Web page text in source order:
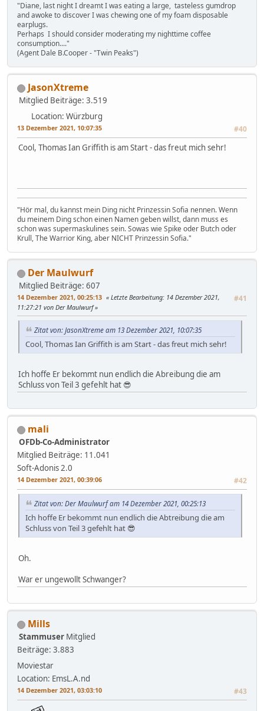
"Diane, last night I dreamt I was eating a large, tasteless gumdrop
and awoke to discover I was chewing one of my foam disposable
earplugs.
Perhaps I should consider moderating my nighttime coffee
consumption...."
(Agent Dale B.Cooper - "Twin Peaks")
JasonXtreme
Mitglied Beiträge: 3.519
Location: Würzburg
13 Dezember 2021, 10:07:35 #40
Cool, Thomas Ian Griffith is am Start - das freut mich sehr!
"Hör mal, du kannst mein Ding nicht Prinzessin Sofia nennen. Wenn
du meinem Ding schon einen Namen geben willst, dann muss es
schon was supermaskulines sein. Sowas wie Spike oder Butch oder
Krull, The Warrior King, aber NICHT Prinzessin Sofia."
Der Maulwurf
Mitglied Beiträge: 607
14 Dezember 2021, 00:25:13 #41
Letzte Bearbeitung: 14 Dezember 2021,
11:27:21 von Der Maulwurf
Zitat von: JasonXtreme am 13 Dezember 2021, 10:07:35
Cool, Thomas Ian Griffith is am Start - das freut mich sehr!
Ich hoffe Er bekommt nun endlich die Abreibung die am
Schluss von Teil 3 gefehlt hat 😎
mali
OFDb-Co-Administrator
Mitglied Beiträge: 11.041
Soft-Adonis 2.0
14 Dezember 2021, 00:39:06 #42
Zitat von: Der Maulwurf am 14 Dezember 2021, 00:25:13
Ich hoffe Er bekommt nun endlich die Abtreibung die am
Schluss von Teil 3 gefehlt hat 😎
Oh.
War er ungewollt Schwanger?
Mills
Stammuser Mitglied
Beiträge: 3.883
Moviestar
Location: EmsL.A.nd
14 Dezember 2021, 03:03:10 #43